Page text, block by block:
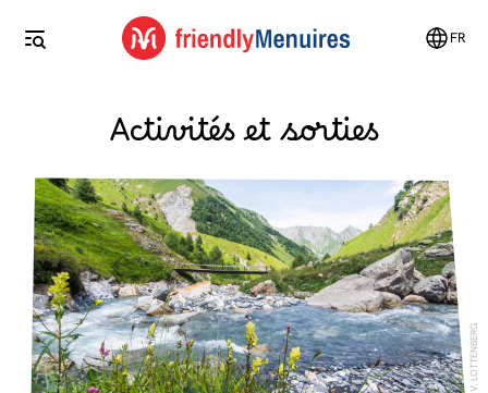
FR
Activités et sorties
V. LOTTENBERG